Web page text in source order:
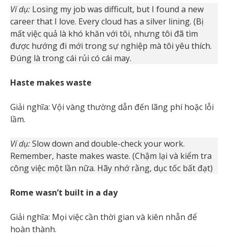
Ví dụ: Losing my job was difficult, but I found a new
career that I love. Every cloud has a silver lining. (Bị
mất việc quả là khó khăn với tôi, nhưng tôi đã tìm
được hướng đi mới trong sự nghiệp mà tôi yêu thích.
Đúng là trong cái rủi có cái may.
Haste makes waste
Giải nghĩa: Vội vàng thường dẫn đến lãng phí hoặc lỗi
lầm.
Ví dụ:Slow down and double-check your work.
Remember, haste makes waste. (Chậm lại và kiểm tra
công việc một lần nữa. Hãy nhớ rằng, dục tốc bất đạt)
Rome wasn’t built in a day
Giải nghĩa: Mọi việc cần thời gian và kiên nhẫn để
hoàn thành.